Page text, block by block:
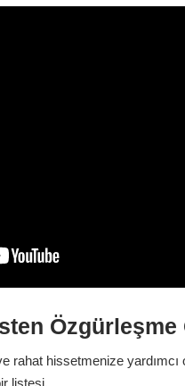
Özgürleşme
rahat hissetmenize
listesi.